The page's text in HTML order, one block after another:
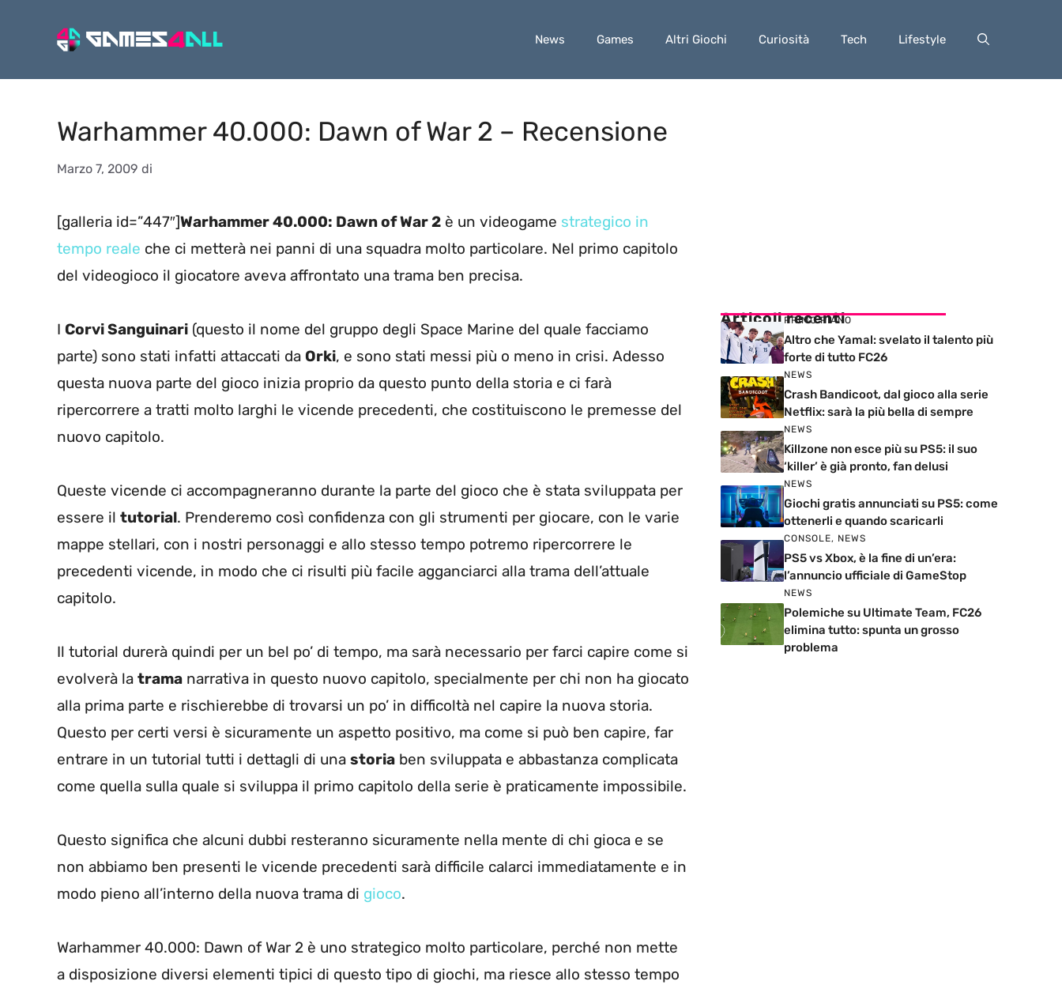
News Games Altri Giochi Curiosità Tech Lifestyle
Warhammer 40.000: Dawn of War 2 – Recensione
Marzo 7, 2009 di
[galleria id=”447″]Warhammer 40.000: Dawn of War 2 è un videogame strategico in
tempo reale che ci metterà nei panni di una squadra molto particolare. Nel primo capitolo
del videogioco il giocatore aveva affrontato una trama ben precisa.
I Corvi Sanguinari (questo il nome del gruppo degli Space Marine del quale facciamo
parte) sono stati infatti attaccati da Orki, e sono stati messi più o meno in crisi. Adesso
questa nuova parte del gioco inizia proprio da questo punto della storia e ci farà
ripercorrere a tratti molto larghi le vicende precedenti, che costituiscono le premesse del
nuovo capitolo.
Queste vicende ci accompagneranno durante la parte del gioco che è stata sviluppata per
essere il tutorial. Prenderemo così confidenza con gli strumenti per giocare, con le varie
mappe stellari, con i nostri personaggi e allo stesso tempo potremo ripercorrere le
precedenti vicende, in modo che ci risulti più facile agganciarci alla trama dell’attuale
capitolo.
Il tutorial durerà quindi per un bel po’ di tempo, ma sarà necessario per farci capire come si
evolverà la trama narrativa in questo nuovo capitolo, specialmente per chi non ha giocato
alla prima parte e rischierebbe di trovarsi un po’ in difficoltà nel capire la nuova storia.
Questo per certi versi è sicuramente un aspetto positivo, ma come si può ben capire, far
entrare in un tutorial tutti i dettagli di una storia ben sviluppata e abbastanza complicata
come quella sulla quale si sviluppa il primo capitolo della serie è praticamente impossibile.
Questo significa che alcuni dubbi resteranno sicuramente nella mente di chi gioca e se
non abbiamo ben presenti le vicende precedenti sarà difficile calarci immediatamente e in
modo pieno all’interno della nuova trama di gioco.
Warhammer 40.000: Dawn of War 2 è uno strategico molto particolare, perché non mette
a disposizione diversi elementi tipici di questo tipo di giochi, ma riesce allo stesso tempo
Articoli recenti
PRIMO PIANO
Altro che Yamal: svelato il talento più
forte di tutto FC26
NEWS
Crash Bandicoot, dal gioco alla serie
Netflix: sarà la più bella di sempre
NEWS
Killzone non esce più su PS5: il suo
‘killer’ è già pronto, fan delusi
NEWS
Giochi gratis annunciati su PS5: come
ottenerli e quando scaricarli
CONSOLE, NEWS
PS5 vs Xbox, è la fine di un’era:
l’annuncio ufficiale di GameStop
NEWS
Polemiche su Ultimate Team, FC26
elimina tutto: spunta un grosso
problema